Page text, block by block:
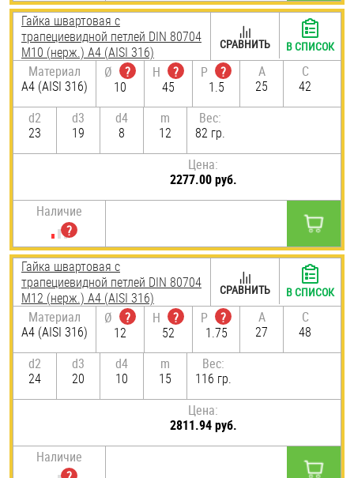
Гайка швартовая с
трапециевидной петлей DIN 80704
М10 (нерж.) A4 (AISI 316)
Материал
A4 (AISI 316)
Ø
?
10
H
?
45
P
?
1.5
A
25
C
42
d2
23
d3
19
d4
8
m
12
Вес:
82 гр.
Цена:
2277.00 руб.
Наличие
СРАВНИТЬ В СПИСОК
Гайка швартовая с
трапециевидной петлей DIN 80704
М12 (нерж.) A4 (AISI 316)
Материал
A4 (AISI 316)
Ø
?
12
H
?
52
P
?
1.75
A
27
C
48
d2
24
d3
20
d4
10
m
15
Вес:
116 гр.
Цена:
2811.94 руб.
Наличие
СРАВНИТЬ В СПИСОК